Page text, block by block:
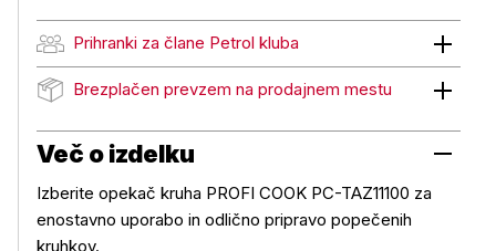
Prihranki za člane Petrol kluba
Prihranki za člane Petrol kluba
Brezplačen prevzem na prodajnem mestu
Brezplačen prevzem na prodajnem mestu
Več o izdelku
Izberite opekač kruha PROFI COOK PC-TAZ11100 za
enostavno uporabo in odlično pripravo popečenih
kruhkov.